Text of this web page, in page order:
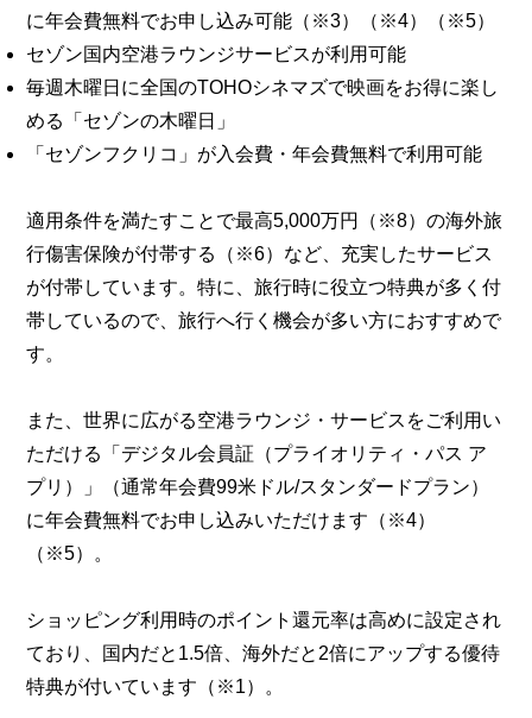
に年会費無料でお申し込み可能（※3）（※4）（※5）
セゾン国内空港ラウンジサービスが利用可能
毎週木曜日に全国のTOHOシネマズで映画をお得に楽し
める「セゾンの木曜日」
「セゾンフクリコ」が入会費・年会費無料で利用可能
適用条件を満たすことで最高5,000万円（※8）の海外旅
行傷害保険が付帯する（※6）など、充実したサービス
が付帯しています。特に、旅行時に役立つ特典が多く付
帯しているので、旅行へ行く機会が多い方におすすめで
す。
また、世界に広がる空港ラウンジ・サービスをご利用い
ただける「デジタル会員証（プライオリティ・パス ア
プリ）」（通常年会費99米ドル/スタンダードプラン）
に年会費無料でお申し込みいただけます（※4）
（※5）。
ショッピング利用時のポイント還元率は高めに設定され
ており、国内だと1.5倍、海外だと2倍にアップする優待
特典が付いています（※1）。